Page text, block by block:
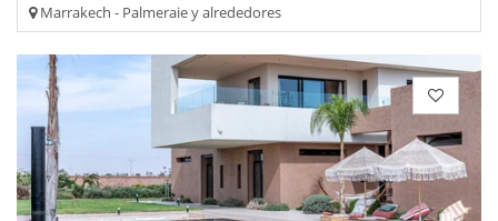
Marrakech - Palmeraie y alrededores